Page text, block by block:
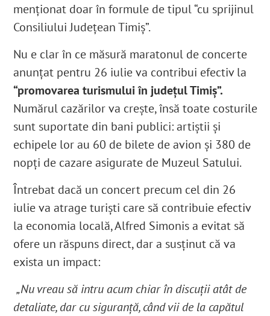
menționat doar în formule de tipul “cu sprijinul
Consiliului Județean Timiș”.
Nu e clar în ce măsură maratonul de concerte
anunţat pentru 26 iulie va contribui efectiv la
“promovarea turismului în județul Timiș”.
Numărul cazărilor va creşte, însă toate costurile
sunt suportate din bani publici: artiștii și
echipele lor au 60 de bilete de avion și 380 de
nopți de cazare asigurate de Muzeul Satului.
Întrebat dacă un concert precum cel din 26
iulie va atrage turiști care să contribuie efectiv
la economia locală, Alfred Simonis a evitat să
ofere un răspuns direct, dar a susținut că va
exista un impact:
„Nu vreau să intru acum chiar în discuții atât de
detaliate, dar cu siguranță, când vii de la capătul